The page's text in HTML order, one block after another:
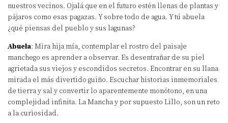
nuestros vecinos. Ojalá que en el futuro estén llenas de plantas y
pájaros como esas pagazas. Y sobre todo de agua. Y tú abuela
¿qué piensas del pueblo y sus lagunas?
Abuela: Mira hija mía, contemplar el rostro del paisaje
manchego es aprender a observar. Es desentrañar de su piel
agrietada sus viejos y escondidos secretos. Encontrar en su llana
mirada el más divertido guiño. Escuchar historias inmemoriales
de tierra y sal y convertir lo aparentemente monótono, en una
complejidad infinita. La Mancha y por supuesto Lillo, son un reto
a la curiosidad.